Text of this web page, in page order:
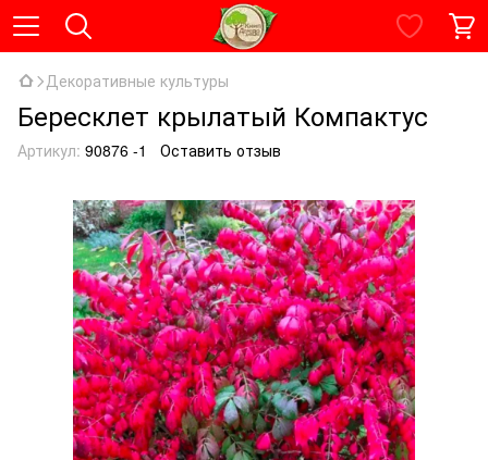
Декоративные культуры
Бересклет крылатый Компактус
Артикул: 90876 -1 Оставить отзыв